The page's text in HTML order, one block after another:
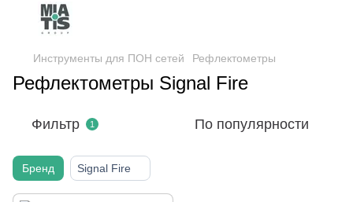
Инструменты для ПОН сетей Рефлектометры
Рефлектометры Signal Fire
Фильтр 1 По популярности
Бренд Signal Fire